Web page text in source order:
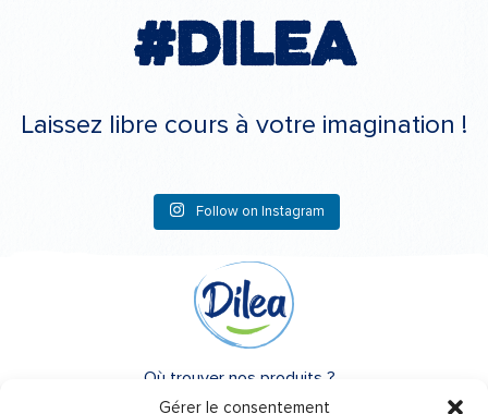
Gérer le consentement
#Dilea
Laissez libre cours à votre imagination !
Follow on Instagram
Où trouver nos produits ?